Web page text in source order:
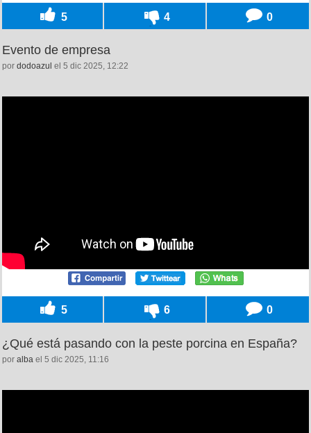
5 4 0
Evento de empresa
por dodoazul el 5 dic 2025, 12:22
5 6 0
¿Qué está pasando con la peste porcina en España?
por alba el 5 dic 2025, 11:16